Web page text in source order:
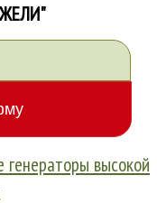
высокой